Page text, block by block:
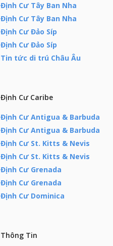
Định Cư Tây Ban Nha
Định Cư Tây Ban Nha
Định Cư Đảo Síp
Định Cư Đảo Síp
Tin tức di trú Châu Âu
Định Cư Caribe
Định Cư Antigua & Barbuda
Định Cư Antigua & Barbuda
Định Cư St. Kitts & Nevis
Định Cư St. Kitts & Nevis
Định Cư Grenada
Định Cư Grenada
Định Cư Dominica
Thông Tin